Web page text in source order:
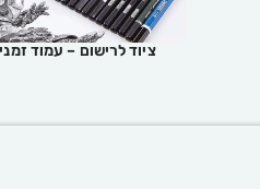
ציוד לרישום – עמוד זמני